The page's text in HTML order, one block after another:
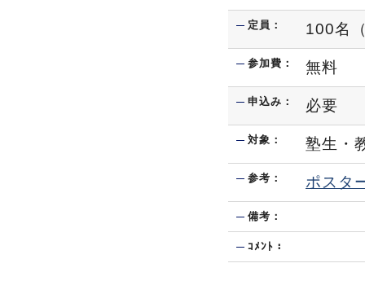
定員： 100名
参加費： 無料
申込み： 必要
対象： 塾生・
参考： ポスタ
備考：
ｺﾒﾝﾄ：